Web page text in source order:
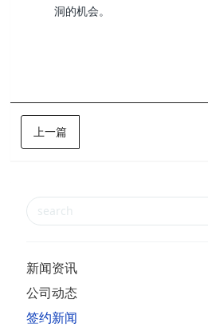
洞的机会。
上一篇
新闻资讯
公司动态
签约新闻